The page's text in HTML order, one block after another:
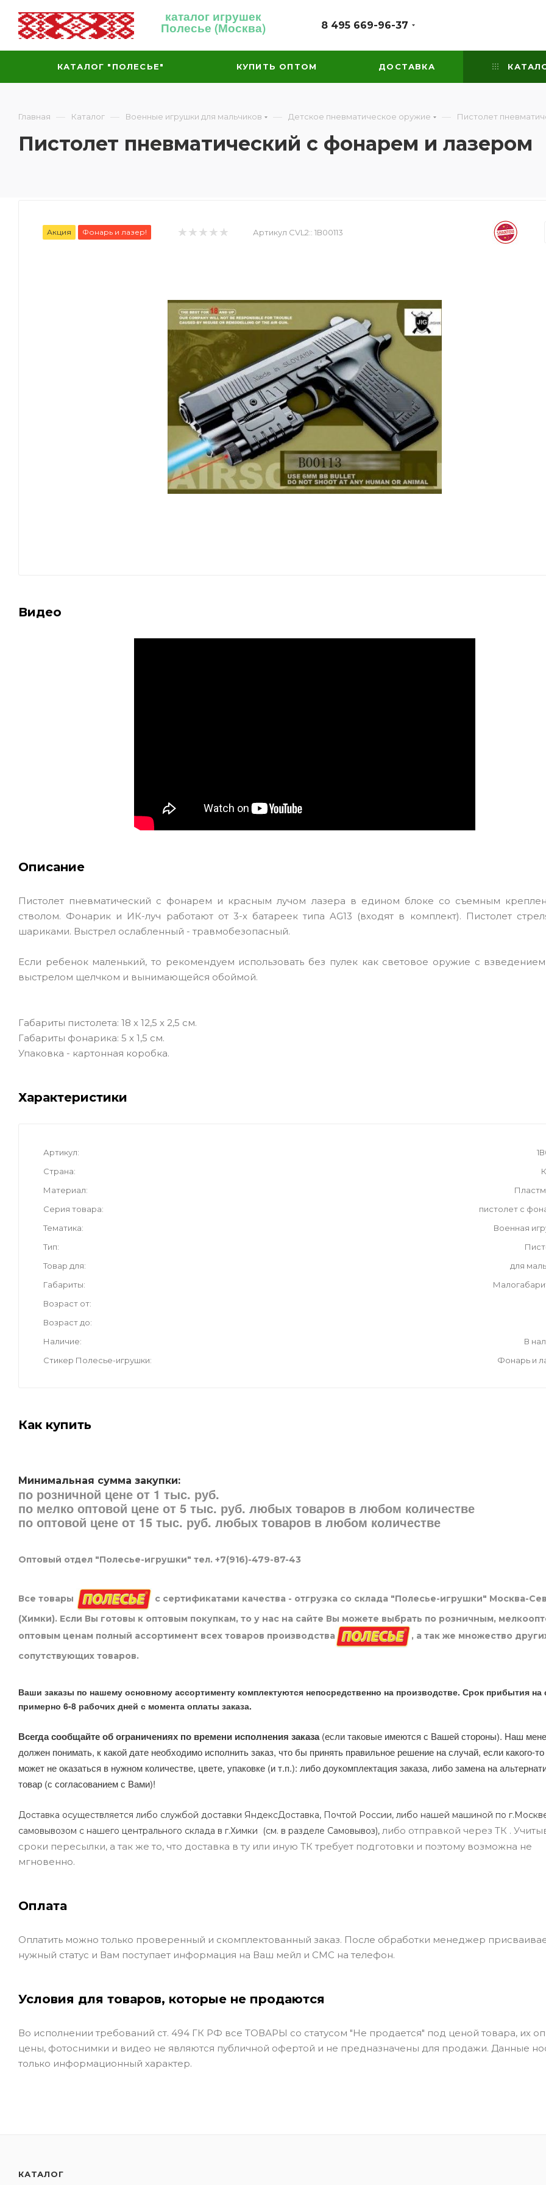
каталог игрушек
Полесье (Москва) 8 495 669-96-37
КАТАЛОГ "ПОЛЕСЬЕ" КУПИТЬ ОПТОМ ДОСТАВКА
Главная — Каталог — Военные игрушки для мальчиков — Детское пневматическое оружие — Пистолет
Пистолет пневматический с фонарем и лазером
Акция Фонарь и лазер! Артикул CVL2:: 1В00113
Видео
Описание
Пистолет пневматический с фонарем и красным лучом лазера в едином блоке со съемным
стволом. Фонарик и ИК-луч работают от 3-х батареек типа AG13 (входят в комплект). Пистолет
шариками. Выстрел ослабленный - травмобезопасный.
Если ребенок маленький, то рекомендуем использовать без пулек как световое оружие с взведением
выстрелом щелчком и вынимающейся обоймой.
Габариты пистолета: 18 х 12,5 х 2,5 см.
Габариты фонарика: 5 х 1,5 см.
Упаковка - картонная коробка.
Характеристики
Артикул
Страна
Материал
Серия товара
пистолет с
Тематика
Военная
Тип
Товар для
для
Габариты
Возраст от
Возраст до
Наличие
В
Стикер Полесье-игрушки
Фонарь и
Как купить
Минимальная сумма закупки:
по розничной цене от 1 тыс. руб.
по мелко оптовой цене от 5 тыс. руб. любых товаров в любом количестве
по оптовой цене от 15 тыс. руб. любых товаров в любом количестве
Оптовый отдел "Полесье-игрушки" тел. +7(916)-479-87-43
Все товары
с сертификатами качества - отгрузка со склада "Полесье-игрушки" Москва-
(Химки). Если Вы готовы к оптовым покупкам, то у нас на сайте Вы можете выбрать по розничным,
оптовым ценам полный ассортимент всех товаров производства
, а так же множество
сопутствующих товаров.
Ваши заказы по нашему основному ассортименту комплектуются непосредственно на производстве. Срок прибытия на
примерно 6-8 рабочих дней с момента оплаты заказа.
Всегда сообщайте об ограничениях по времени исполнения заказа(если таковые имеются с Вашей стороны). Наш
должен понимать, к какой дате необходимо исполнить заказ, что бы принять правильное решение на случай, если какого-
может не оказаться в нужном количестве, цвете, упаковке (и т.п.): либо доукомплектация заказа, либо замена на
товар (с согласованием с Вами)!
Доставка осуществляется либо службой доставки ЯндексДоставка, Почтой России, либо нашей машиной по
самовывозом с нашего центрального склада в г.Химки (см. в разделе Самовывоз), либо отправкой через ТК .
сроки пересылки, а так же то, что доставка в ту или иную ТК требует подготовки и поэтому возможна не
мгновенно.
Оплата
Оплатить можно только проверенный и скомплектованный заказ. После обработки менеджер
нужный статус и Вам поступает информация на Ваш мейл и СМС на телефон.
Условия для товаров, которые не продаются
Во исполнении требований ст. 494 ГК РФ все ТОВАРЫ со статусом "Не продается" под ценой товара, их
цены, фотоснимки и видео не являются публичной офертой и не предназначены для продажи. Данные
только информационный характер.
КАТАЛОГ